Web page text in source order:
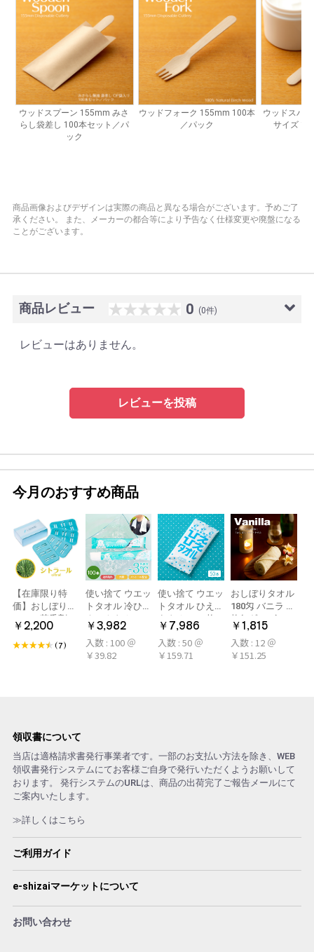
商品画像およびデザインは実際の商品と異なる場合がございます。予めご了
承ください。
また、メーカーの都合等により予告なく仕様変更や廃盤になる
ことがございます。
商品レビュー 0 (0件)
レビューはありません。
レビューを投稿
今月のおすすめ商品
【在庫限り特
価】おしぼり用
アロマ芳香剤
LARME(ラルム)
シトラール 旧デ
￥2,200
(7)
使い捨て ウエッ
トタオル 冷ひや
ネックタオル
50本×2パック
100本 冷感タオ
ル 首 個包装 日
￥3,982
入数 : 100 ＠
￥39.82
使い捨て ウエッ
トタオル ひえひ
えタオル 50枚
冷感タオル ミン
ト アロマおしぼ
り
￥7,986
入数 : 50 ＠
￥159.71
おしぼりタオル
180匁 バニラ 12
枚(1ダース)
￥1,815
入数 : 12 ＠
￥151.25
領収書について
当店は適格請求書発行事業者です。一部のお支払い方法を除き、WEB
領収書発行システムにてお客様ご自身で発行いただくようお願いして
おります。 発行システムのURLは、商品の出荷完了ご報告メールにて
ご案内いたします。
≫詳しくはこちら
ご利用ガイド
e-shizaiマーケットについて
お問い合わせ